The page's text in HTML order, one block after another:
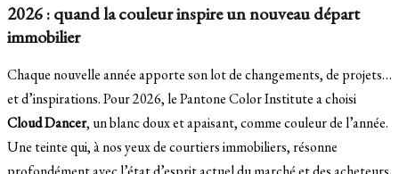
2026 : quand la couleur inspire un nouveau départ
immobilier
Chaque nouvelle année apporte son lot de changements, de projets…
et d’inspirations. Pour 2026, le Pantone Color Institute a choisi
Cloud Dancer, un blanc doux et apaisant, comme couleur de l’année.
Une teinte qui, à nos yeux de courtiers immobiliers, résonne